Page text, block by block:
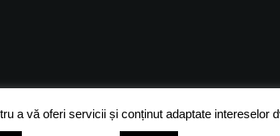
a vă oferi servicii și conținut adaptate intereselor